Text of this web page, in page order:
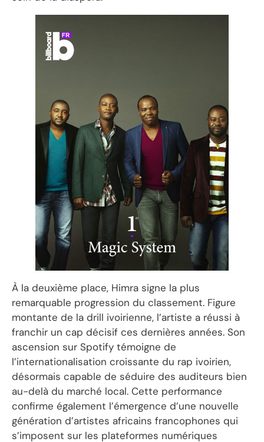
À la deuxième place, Himra signe la plus
remarquable progression du classement. Figure
montante de la drill ivoirienne, l’artiste a réussi à
franchir un cap décisif ces dernières années. Son
ascension sur Spotify témoigne de
l’internationalisation croissante du rap ivoirien,
désormais capable de séduire des auditeurs bien
au-delà du marché local. Cette performance
confirme également l’émergence d’une nouvelle
génération d’artistes africains francophones qui
s’imposent sur les plateformes numériques